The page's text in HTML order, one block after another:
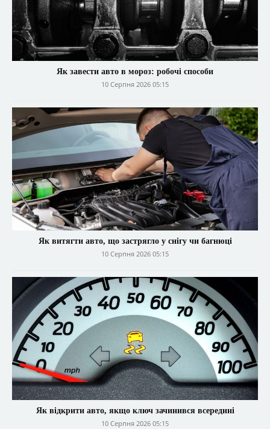
Як завести авто в мороз: робочі способи
10 Серпня 2026 05:15
Як витягти авто, що застрягло у снігу чи багнюці
10 Серпня 2026 05:15
Як відкрити авто, якщо ключ зачинився всередині
10 Серпня 2026 05:15